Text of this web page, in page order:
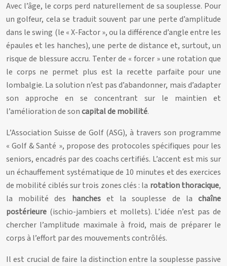
Avec l’âge, le corps perd naturellement de sa souplesse. Pour
un golfeur, cela se traduit souvent par une perte d’amplitude
dans le swing (le « X-Factor », ou la différence d’angle entre les
épaules et les hanches), une perte de distance et, surtout, un
risque de blessure accru. Tenter de « forcer » une rotation que
le corps ne permet plus est la recette parfaite pour une
lombalgie. La solution n’est pas d’abandonner, mais d’adapter
son approche en se concentrant sur le maintien et
l’amélioration de soncapital de mobilité.
L’Association Suisse de Golf (ASG), à travers son programme
« Golf & Santé », propose des protocoles spécifiques pour les
seniors, encadrés par des coachs certifiés. L’accent est mis sur
un échauffement systématique de 10 minutes et des exercices
de mobilité ciblés sur trois zones clés : la rotation thoracique,
la mobilité des hancheset la souplesse de lachaîne
postérieure (ischio-jambiers et mollets). L’idée n’est pas de
chercher l’amplitude maximale à froid, mais de préparer le
corps à l’effort par des mouvements contrôlés.
Il est crucial de faire la distinction entre la souplesse passive